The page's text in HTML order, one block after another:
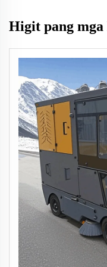
Higit pang